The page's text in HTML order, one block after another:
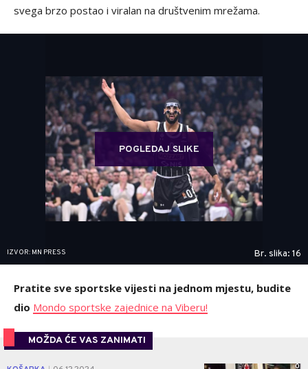
svega brzo postao i viralan na društvenim mrežama.
POGLEDAJ SLIKE
IZVOR: MN PRESS Br. slika: 16
Pratite sve sportske vijesti na jednom mjestu, budite
dio Mondo sportske zajednice na Viberu!
MOŽDA ĆE VAS ZANIMATI
0